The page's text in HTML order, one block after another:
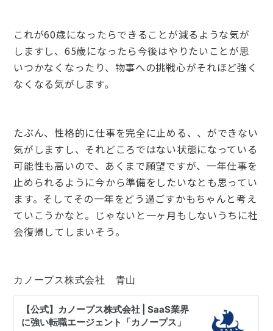
これが60歳になったらできることが減るような気が
しますし、65歳になったら今後はやりたいことが思
いつかなくなったり、物事への挑戦心がそれほど強く
なくなる気がします。
たぶん、性格的に仕事を完全に止める、、ができない
気がしますし、それどころではない状態になっている
可能性も高いので、あくまで願望ですが、一年仕事を
止められるように今から準備をしたいなとも思ってい
ます。そしてその一年をどう過ごすかもちゃんと考え
ていこうかなと。じゃないと一ヶ月もしないうちに社
会復帰してしまいそう。
カノープス株式会社 青山